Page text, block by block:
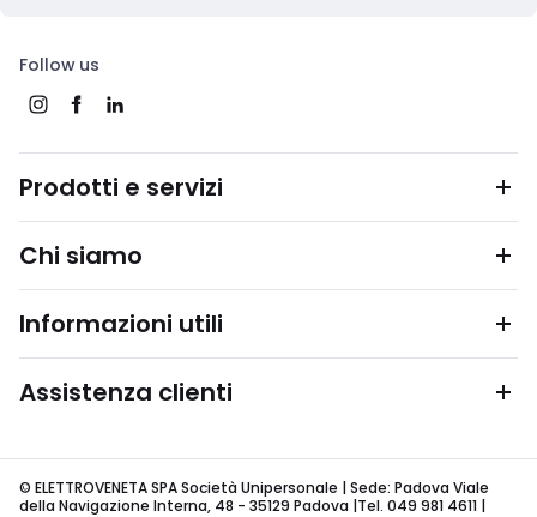
Follow us
Prodotti e servizi
Chi siamo
Informazioni utili
Assistenza clienti
© ELETTROVENETA SPA Società Unipersonale | Sede: Padova Viale
della Navigazione Interna, 48 - 35129 Padova |Tel. 049 981 4611 |